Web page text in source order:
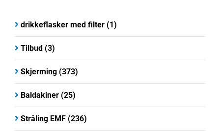
drikkeflasker med filter (1)
Tilbud (3)
Skjerming (373)
Baldakiner (25)
Stråling EMF (236)